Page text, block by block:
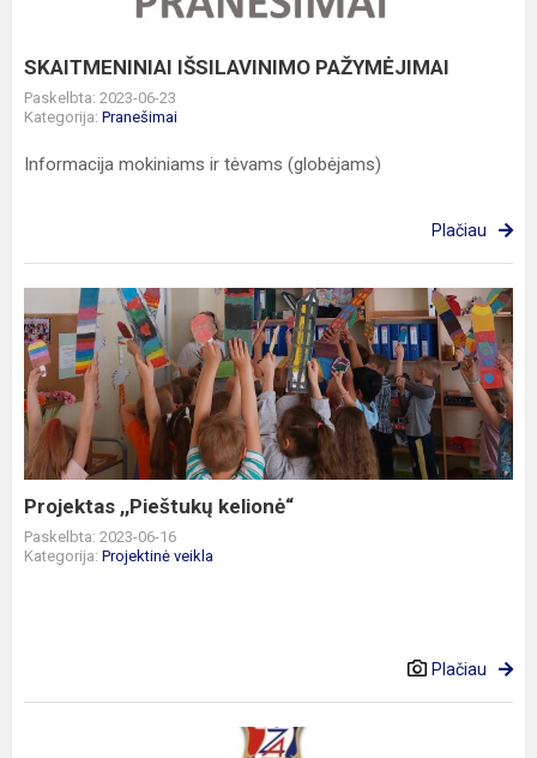
SKAITMENINIAI IŠSILAVINIMO PAŽYMĖJIMAI
Paskelbta: 2023-06-23
Kategorija: Pranešimai
Informacija mokiniams ir tėvams (globėjams)
Plačiau
Projektas
,,Pieštukų
kelionė“
Projektas ,,Pieštukų kelionė“
Paskelbta: 2023-06-16
Kategorija: Projektinė veikla
Plačiau